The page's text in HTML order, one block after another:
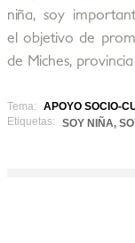
niña, soy
el objetivo de
de Miches, provincia
Tema:
APOYO SOCIO-
Etiquetas:
SOY NIÑA,